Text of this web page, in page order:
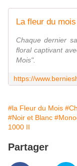
Chaque dernier
floral captivant
Mois".
#la Fleur du Mois
#Noir et Blanc
1000 II
Partager